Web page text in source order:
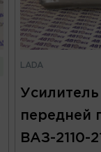
LADA
передней
ВАЗ-2110-